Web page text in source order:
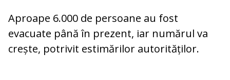
Aproape 6.000 de persoane au fost
evacuate până în prezent, iar numărul va
crește, potrivit estimărilor autorităților.